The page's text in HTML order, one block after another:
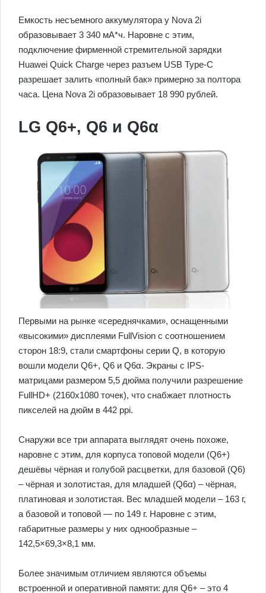
Емкость несъемного аккумулятора у Nova 2i
образовывает 3 340 мА*ч. Наровне с этим,
подключение фирменной стремительной зарядки
Huawei Quick Charge через разъем USB Type-C
разрешает залить «полный бак» примерно за полтора
часа. Цена Nova 2i образовывает 18 990 рублей.
LG Q6+, Q6 и Q6α
Первыми на рынке «середнячками», оснащенными
«высокими» дисплеями FullVision с соотношением
сторон 18:9, стали смартфоны серии Q, в которую
вошли модели Q6+, Q6 и Q6α. Экраны с IPS-
матрицами размером 5,5 дюйма получили разрешение
FullHD+ (2160х1080 точек), что снабжает плотность
пикселей на дюйм в 442 ppi.
Снаружи все три аппарата выглядят очень похоже,
наровне с этим, для корпуса топовой модели (Q6+)
дешёвы чёрная и голубой расцветки, для базовой (Q6)
– чёрная и золотистая, для младшей (Q6α) – чёрная,
платиновая и золотистая. Вес младшей модели – 163 г,
а базовой и топовой — по 149 г. Наровне с этим,
габаритные размеры у них однообразные –
142,5×69,3×8,1 мм.
Более значимым отличием являются объемы
встроенной и оперативной памяти: для Q6+ – это 4